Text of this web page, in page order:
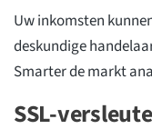
Uw inkomsten
deskundige
Smarter de markt
SSL-